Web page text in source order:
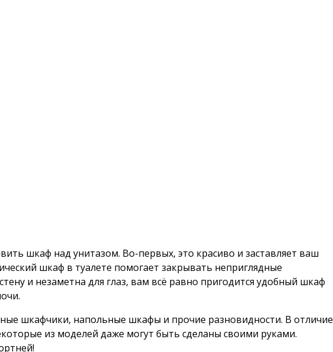
шкаф над унитазом. Во-первых, это красиво и заставляет ваш
шкаф в туалете помогает закрывать неприглядные
и незаметна для глаз, вам всё равно пригодится удобный шкаф
шкафчики, напольные шкафы и прочие разновидности. В отличие
из моделей даже могут быть сделаны своими руками.